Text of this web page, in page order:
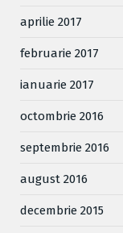
aprilie 2017
februarie 2017
ianuarie 2017
octombrie 2016
septembrie 2016
august 2016
decembrie 2015